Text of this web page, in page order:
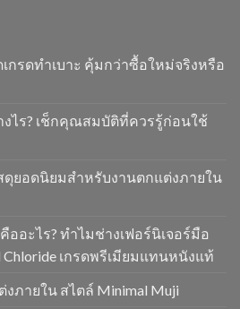
รดทำเบาะ คุ้มกว่าซื้อใหม่จริงหรือ
งไร? เช็กคุณสมบัติที่ควรรู้ก่อนใช้
ดุยอดนิยมสำหรับงานตกแต่งภายใน
อะไร? ทำไมช่างเฟอร์นิเจอร์มือ
Chloride เกรดพรีเมียมแทนหนังแท้
ภายใน สไตล์ Minimal Muji